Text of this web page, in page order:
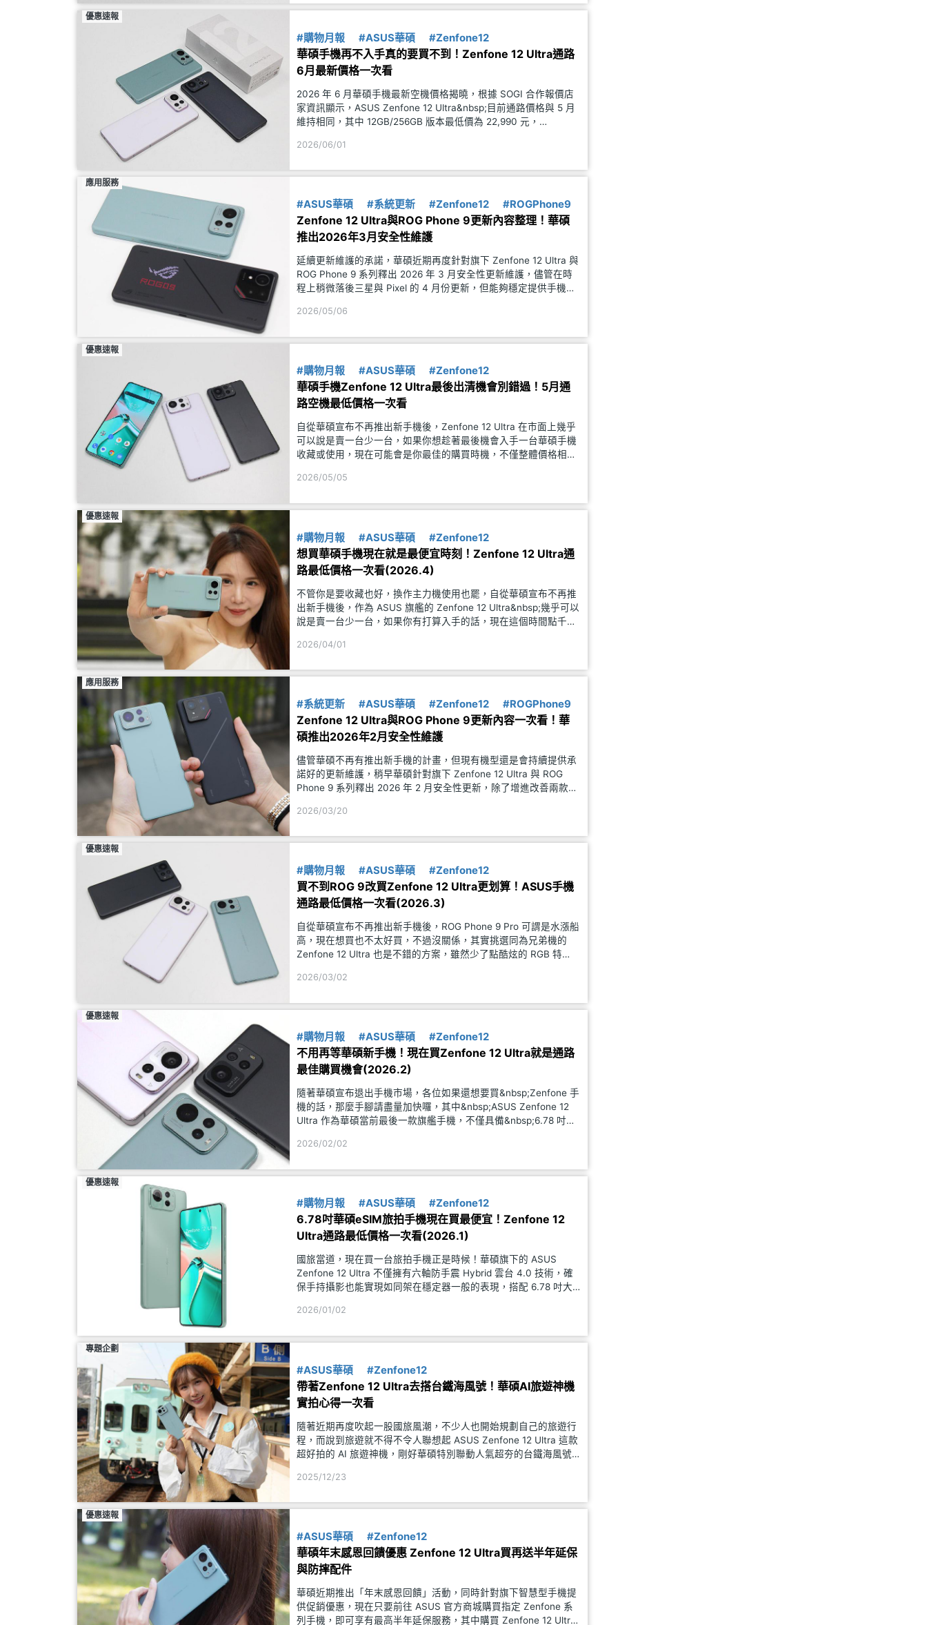
優惠速報
#購物月報 #ASUS華碩 #Zenfone12
華碩手機再不入手真的要買不到！Zenfone 12 Ultra通路
6月最新價格一次看
2026 年 6 月華碩手機最新空機價格揭曉，根據 SOGI 合作報價店
家資訊顯示，ASUS Zenfone 12 Ultra&nbsp;目前通路價格與 5 月
維持相同，其中 12GB/256GB 版本最低價為 22,990 元，
2026/06/01
應用服務
#ASUS華碩 #系統更新 #Zenfone12 #ROGPhone9
Zenfone 12 Ultra與ROG Phone 9更新內容整理！華碩
推出2026年3月安全性維護
延續更新維護的承諾，華碩近期再度針對旗下 Zenfone 12 Ultra 與
ROG Phone 9 系列釋出 2026 年 3 月安全性更新維護，儘管在時
程上稍微落後三星與 Pixel 的 4 月份更新，但能夠穩定提供手機更
的更新版本號為
2026/05/06
優惠速報
#購物月報 #ASUS華碩 #Zenfone12
華碩手機Zenfone 12 Ultra最後出清機會別錯過！5月通
路空機最低價格一次看
自從華碩宣布不再推出新手機後，Zenfone 12 Ultra 在市面上幾乎
可以說是賣一台少一台，如果你想趁著最後機會入手一台華碩手機
收藏或使用，現在可能會是你最佳的購買時機，不僅整體價格相對
據 SOGI 合作報價店家 2026 年 5 月的
2026/05/05
優惠速報
#購物月報 #ASUS華碩 #Zenfone12
想買華碩手機現在就是最便宜時刻！Zenfone 12 Ultra通
路最低價格一次看(2026.4)
不管你是要收藏也好，換作主力機使用也罷，自從華碩宣布不再推
出新手機後，作為 ASUS 旗艦的 Zenfone 12 Ultra&nbsp;幾乎可以
說是賣一台少一台，如果你有打算入手的話，現在這個時間點千萬
ASUS Zenfone
2026/04/01
應用服務
#系統更新 #ASUS華碩 #Zenfone12 #ROGPhone9
Zenfone 12 Ultra與ROG Phone 9更新內容一次看！華
碩推出2026年2月安全性維護
儘管華碩不再有推出新手機的計畫，但現有機型還是會持續提供承
諾好的更新維護，稍早華碩針對旗下 Zenfone 12 Ultra 與 ROG
Phone 9 系列釋出 2026 年 2 月安全性更新，除了增進改善兩款手
方遊戲設定檔與
2026/03/20
優惠速報
#購物月報 #ASUS華碩 #Zenfone12
買不到ROG 9改買Zenfone 12 Ultra更划算！ASUS手機
通路最低價格一次看(2026.3)
自從華碩宣布不再推出新手機後，ROG Phone 9 Pro 可謂是水漲船
高，現在想買也不太好買，不過沒關係，其實挑選同為兄弟機的
Zenfone 12 Ultra 也是不錯的方案，雖然少了點酷炫的 RGB 特
ASUS Zenfone 12
2026/03/02
優惠速報
#購物月報 #ASUS華碩 #Zenfone12
不用再等華碩新手機！現在買Zenfone 12 Ultra就是通路
最佳購買機會(2026.2)
隨著華碩宣布退出手機市場，各位如果還想要買&nbsp;Zenfone 手
機的話，那麼手腳請盡量加快囉，其中&nbsp;ASUS Zenfone 12
Ultra 作為華碩當前最後一款旗艦手機，不僅具備&nbsp;6.78 吋大
在日
2026/02/02
優惠速報
#購物月報 #ASUS華碩 #Zenfone12
6.78吋華碩eSIM旅拍手機現在買最便宜！Zenfone 12
Ultra通路最低價格一次看(2026.1)
國旅當道，現在買一台旅拍手機正是時候！華碩旗下的 ASUS
Zenfone 12 Ultra 不僅擁有六軸防手震 Hybrid 雲台 4.0 技術，確
保手持攝影也能實現如同架在穩定器一般的表現，搭配 6.78 吋大
憶體配
2026/01/02
專題企劃
#ASUS華碩 #Zenfone12
帶著Zenfone 12 Ultra去搭台鐵海風號！華碩AI旅遊神機
實拍心得一次看
隨著近期再度吹起一股國旅風潮，不少人也開始規劃自己的旅遊行
程，而說到旅遊就不得不令人聯想起 ASUS Zenfone 12 Ultra 這款
超好拍的 AI 旅遊神機，剛好華碩特別聯動人氣超夯的台鐵海風號
美麗的西海岸線，一邊體驗輕奢鐵道
2025/12/23
優惠速報
#ASUS華碩 #Zenfone12
華碩年末感恩回饋優惠 Zenfone 12 Ultra買再送半年延保
與防摔配件
華碩近期推出「年末感恩回饋」活動，同時針對旗下智慧型手機提
供促銷優惠，現在只要前往 ASUS 官方商城購買指定 Zenfone 系
列手機，即可享有最高半年延保服務，其中購買 Zenfone 12 Ultra